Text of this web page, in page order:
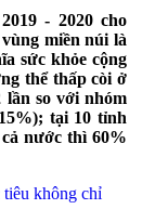
- 2020 cho
miền núi là
sức khỏe cộng
thể thấp còi ở
lần so với nhóm
tại 10 tỉnh
nước thì 60%
không chỉ